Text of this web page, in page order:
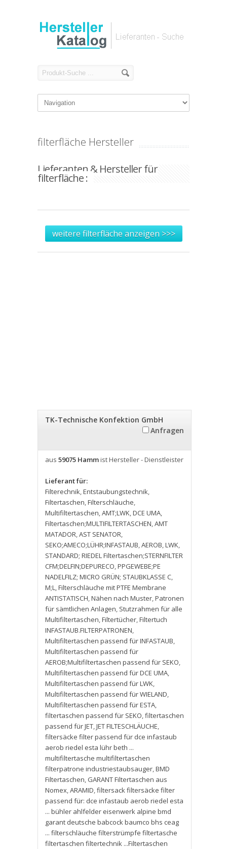
filterfläche Hersteller
Lieferanten & Hersteller für
filterfläche :
weitere filterfläche anzeigen >>>
TK-Technische Konfektion GmbH
Anfragen
aus 59075 Hammist Hersteller - Dienstleister
Lieferant für:
Filterechnik,Entstaubungstechnik,
Filtertaschen,Filterschläuche,
Multifiltertaschen,AMT;LWK,DCE UMA,
Filtertaschen;MULTIFILTERTASCHEN,AMT
MATADOR,AST SENATOR,
SEKO;AMECO;LÜHR;INFASTAUB,AEROB,LWK,
STANDARD; RIEDEL Filtertaschen;STERNFILTER
CFM;DELFIN;DEPURECO,PPGEWEBE;PE
NADELFILZ; MICRO GRÜN; STAUBKLASSE C,
M;L,Filterschläuche mit PTFE Membrane
ANTISTATISCH,Nähen nach Muster,Patronen
für sämtlichen Anlagen, Stutzrahmen für alle
Multifiltertaschen,Filtertücher,Filtertuch
INFASTAUB.FILTERPATRONEN,
Multifiltertaschen passend für INFASTAUB,
Multifiltertaschen passend für
AEROB;Multifiltertaschen passend für SEKO,
Multifiltertaschen passend für DCE UMA,
Multifiltertaschen passend für LWK,
Multifiltertaschen passend für WIELAND,
Multifiltertaschen passend für ESTA,
filtertaschen passend für SEKO,filtertaschen
passend für JET,JET FILTESCHLÄUCHE,
filtersäcke filter passend für dce infastaub
aerob riedel esta lühr beth ...
multifiltertasche multifiltertaschen
filterpatrone industriestaubsauger,BMD
Filtertaschen, GARANT Filtertaschen aus
Nomex,ARAMID,filtersack filtersäcke filter
passend für: dce infastaub aerob riedel esta
... bühler ahlfelder eisenwerk alpine bmd
garant deutsche babcock baumco bhs ceag
... filterschläuche filterstrümpfe filtertasche
filtertaschen filtertechnik ...Filtertaschen